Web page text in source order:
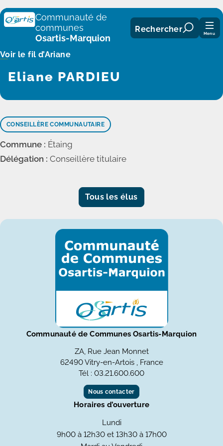
Panneau de gestion des cookies
Communauté de
communes
Osartis-Marquion
Rechercher Menu
Voir le fil d’Ariane
Eliane PARDIEU
CONSEILLÈRE COMMUNAUTAIRE
Commune : Étaing
Délégation : Conseillère titulaire
Tous les élus
Communauté de Communes Osartis-Marquion
ZA, Rue Jean Monnet
62490 Vitry-en-Artois , France
Tél : 03.21.600.600
Nous contacter
Horaires d’ouverture
Lundi
9h00 à 12h30 et 13h30 à 17h00